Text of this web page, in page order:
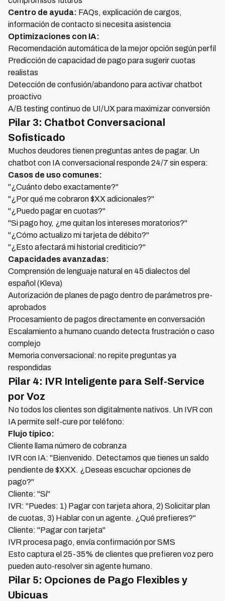
Centro de ayuda: FAQs, explicación de cargos,
información de contacto si necesita asistencia
Optimizaciones con IA:
Recomendación automática de la mejor opción según perfil
Predicción de capacidad de pago para sugerir cuotas
realistas
Detección de confusión/abandono para activar chatbot
proactivo
A/B testing continuo de UI/UX para maximizar conversión
Pilar 3: Chatbot Conversacional
Sofisticado
Muchos deudores tienen preguntas antes de pagar. Un
chatbot con IA conversacional responde 24/7 sin espera:
Casos de uso comunes:
"¿Cuánto debo exactamente?"
"¿Por qué me cobraron $XX adicionales?"
"¿Puedo pagar en cuotas?"
"Si pago hoy, ¿me quitan los intereses moratorios?"
"¿Cómo actualizo mi tarjeta de débito?"
"¿Esto afectará mi historial crediticio?"
Capacidades avanzadas:
Comprensión de lenguaje natural en 45 dialectos del
español (Kleva)
Autorización de planes de pago dentro de parámetros pre-
aprobados
Procesamiento de pagos directamente en conversación
Escalamiento a humano cuando detecta frustración o caso
complejo
Memoria conversacional: no repite preguntas ya
respondidas
Pilar 4: IVR Inteligente para Self-Service
por Voz
No todos los clientes son digitalmente nativos. Un IVR con
IA permite self-cure por teléfono:
Flujo típico:
Cliente llama número de cobranza
IVR con IA: "Bienvenido. Detectamos que tienes un saldo
pendiente de $XXX. ¿Deseas escuchar opciones de
pago?"
Cliente: "Sí"
IVR: "Puedes: 1) Pagar con tarjeta ahora, 2) Solicitar plan
de cuotas, 3) Hablar con un agente. ¿Qué prefieres?"
Cliente: "Pagar con tarjeta"
IVR procesa pago, envía confirmación por SMS
Esto captura el 25-35% de clientes que prefieren voz pero
pueden auto-resolver sin agente humano.
Pilar 5: Opciones de Pago Flexibles y
Ubicuas